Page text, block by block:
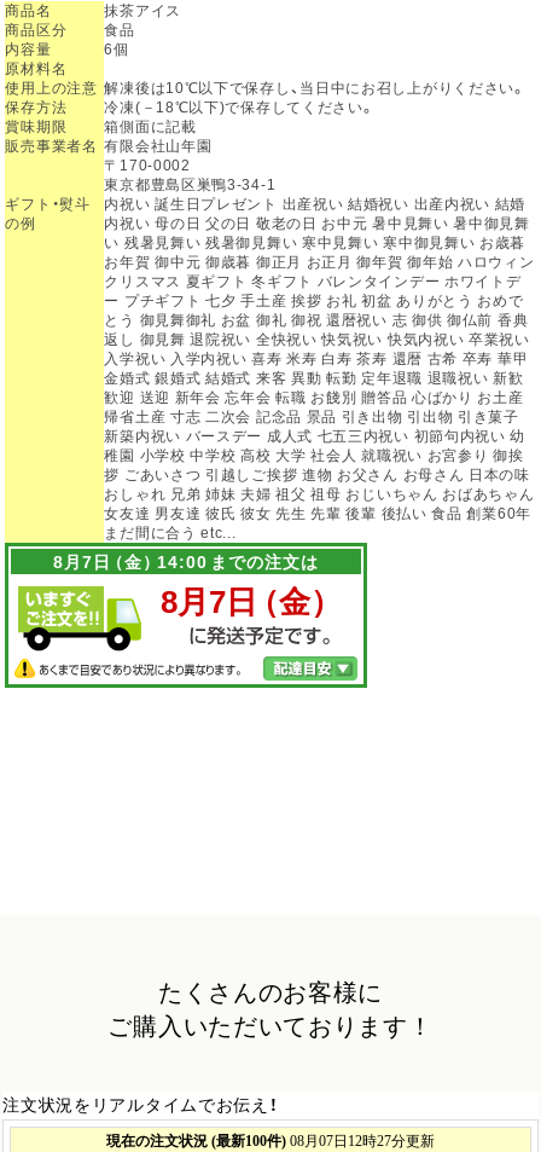
商品名
抹茶アイス
商品区分
食品
内容量
6個
原材料名
使用上の注意 解凍後は10℃以下で保存し、当日中にお召し上がりください。
保存方法
冷凍(－18℃以下)で保存してください。
賞味期限
箱側面に記載
販売事業者名
有限会社山年園
〒170-0002
東京都豊島区巣鴨3-34-1
ギフト・熨斗
の例
内祝い 誕生日プレゼント 出産祝い 結婚祝い 出産内祝い 結婚
内祝い 母の日 父の日 敬老の日 お中元 暑中見舞い 暑中御見舞
い 残暑見舞い 残暑御見舞い 寒中見舞い 寒中御見舞い お歳暮
お年賀 御中元 御歳暮 御正月 お正月 御年賀 御年始 ハロウィン
クリスマス 夏ギフト 冬ギフト バレンタインデー ホワイトデ
ー プチギフト 七夕 手土産 挨拶 お礼 初盆 ありがとう おめで
とう 御見舞御礼 お盆 御礼 御祝 還暦祝い 志 御供 御仏前 香典
返し 御見舞 退院祝い 全快祝い 快気祝い 快気内祝い 卒業祝い
入学祝い 入学内祝い 喜寿 米寿 白寿 茶寿 還暦 古希 卒寿 華甲
金婚式 銀婚式 結婚式 来客 異動 転勤 定年退職 退職祝い 新歓
歓迎 送迎 新年会 忘年会 転職 お餞別 贈答品 心ばかり お土産
帰省土産 寸志 二次会 記念品 景品 引き出物 引出物 引き菓子
新築内祝い バースデー 成人式 七五三内祝い 初節句内祝い 幼
稚園 小学校 中学校 高校 大学 社会人 就職祝い お宮参り 御挨
拶 ごあいさつ 引越しご挨拶 進物 お父さん お母さん 日本の味
おしゃれ 兄弟 姉妹 夫婦 祖父 祖母 おじいちゃん おばあちゃん
女友達 男友達 彼氏 彼女 先生 先輩 後輩 後払い 食品 創業60年
まだ間に合う etc...
たくさんのお客様に
ご購入いただいております！
注文状況をリアルタイムでお伝え！